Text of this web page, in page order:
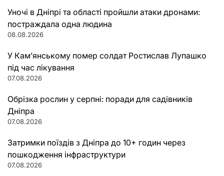
Уночі в Дніпрі та області пройшли атаки дронами:
постраждала одна людина
08.08.2026
У Кам’янському помер солдат Ростислав Лупашко
під час лікування
07.08.2026
Обрізка рослин у серпні: поради для садівників
Дніпра
07.08.2026
Затримки поїздів з Дніпра до 10+ годин через
пошкодження інфраструктури
07.08.2026